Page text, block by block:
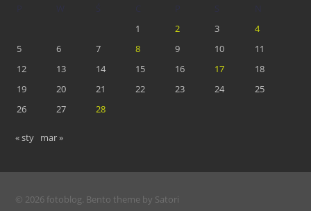
P W Ś C P S
N
1
2 3
4
5
6 7 8 9 10
11
12
13 14 15 16 17
18
19
20 21 22 23 24
25
26
27 28
« sty mar »
© 2026 fotoblog. Bento theme by Satori